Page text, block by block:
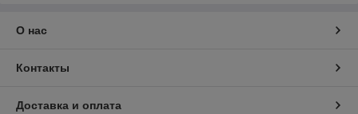
О нас
Контакты
Доставка и оплата